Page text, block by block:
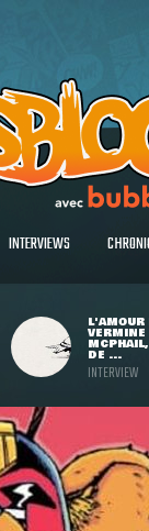
INTERVIEWS
L'AMOUR
VERMINE
DE ...
INTERVIEW